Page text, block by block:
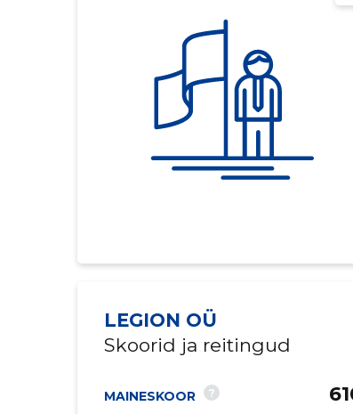
LEGION OÜ
Skoorid ja reitingud
MAINESKOOR ?